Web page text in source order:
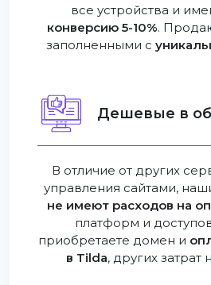
все устройства и
конверсию 5-10%.
заполненными с
Дешевые в
В отличие от других
управления сайтами,
не имеют расходов на
платформ и
приобретаете домен и
в Tilda, других затрат